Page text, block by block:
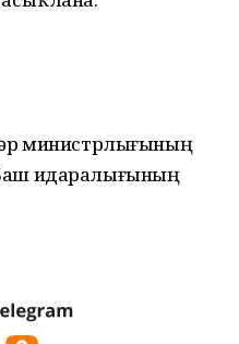
министрлығының
идаралығының